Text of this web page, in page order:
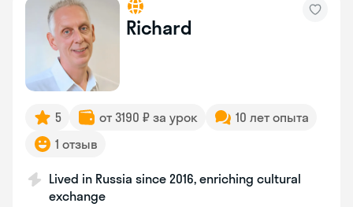
Richard
5 от 3190 ₽ за урок
10 лет опыта
1 отзыв
Lived in Russia since 2016, enriching cultural
exchange